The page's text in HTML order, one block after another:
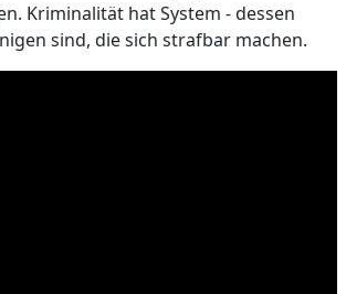
Kriminalität hat System - dessen
sind, die sich strafbar machen.